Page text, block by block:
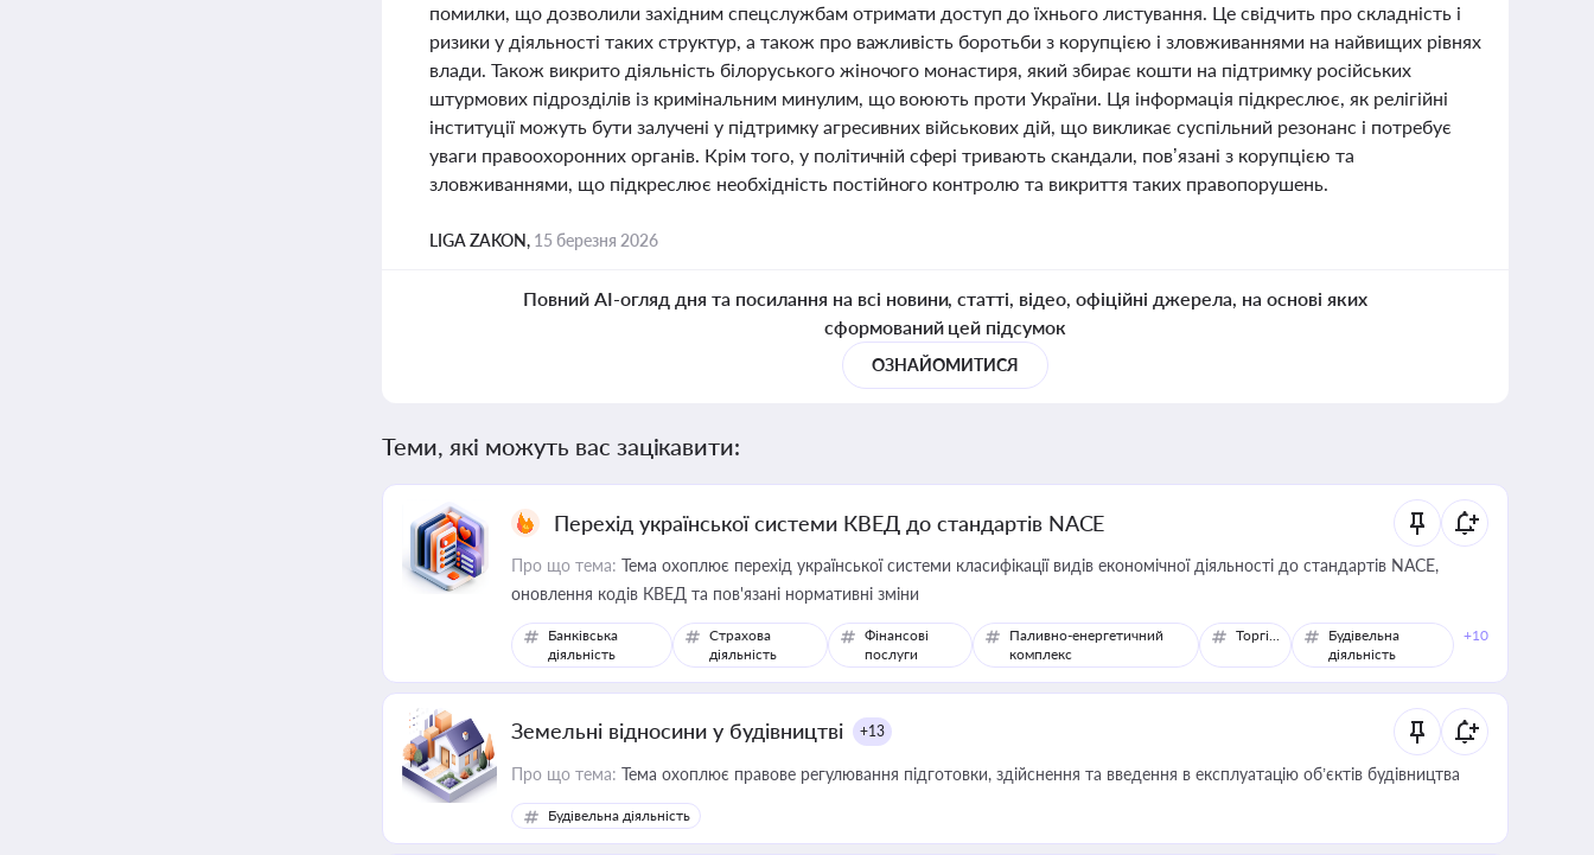
помилки, що дозволили західним спецслужбам отримати доступ до їхнього листування. Це свідчить про складність і
ризики у діяльності таких структур, а також про важливість боротьби з корупцією і зловживаннями на найвищих рівнях
влади. Також викрито діяльність білоруського жіночого монастиря, який збирає кошти на підтримку російських
штурмових підрозділів із кримінальним минулим, що воюють проти України. Ця інформація підкреслює, як релігійні
інституції можуть бути залучені у підтримку агресивних військових дій, що викликає суспільний резонанс і потребує
уваги правоохоронних органів. Крім того, у політичній сфері тривають скандали, пов’язані з корупцією та
зловживаннями, що підкреслює необхідність постійного контролю та викриття таких правопорушень.
LIGA ZAKON, 15 березня 2026
Повний AI-огляд дня та посилання на всі новини, статті, відео, офіційні джерела, на основі яких
сформований цей підсумок
ОЗНАЙОМИТИСЯ
Теми, які можуть вас зацікавити:
Перехід української системи КВЕД до стандартів NACE
Про що тема: Тема охоплює перехід української системи класифікації видів економічної діяльності до стандартів NACE,
оновлення кодів КВЕД та пов'язані нормативні зміни
Банківська
діяльність
Страхова
діяльність
Фінансові
послуги
Паливно-енергетичний
комплекс
Торгівля
Будівельна
діяльність
+10
Земельні відносини у будівництві +13
Про що тема: Тема охоплює правове регулювання підготовки, здійснення та введення в експлуатацію об’єктів будівництва
Будівельна діяльність